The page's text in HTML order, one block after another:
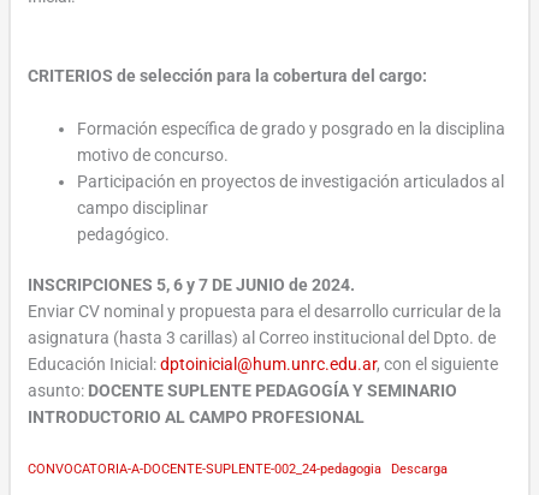
CRITERIOS de selección para la cobertura del cargo:
Formación específica de grado y posgrado en la disciplina
motivo de concurso.
Participación en proyectos de investigación articulados al
campo disciplinar
pedagógico.
INSCRIPCIONES 5, 6 y 7 DE JUNIO de 2024.
Enviar CV nominal y propuesta para el desarrollo curricular de la
asignatura (hasta 3 carillas) al Correo institucional del Dpto. de
Educación Inicial:dptoinicial@hum.unrc.edu.ar, con el siguiente
asunto: DOCENTE SUPLENTE PEDAGOGÍA Y SEMINARIO
INTRODUCTORIO AL CAMPO PROFESIONAL
CONVOCATORIA-A-DOCENTE-SUPLENTE-002_24-pedagogia Descarga